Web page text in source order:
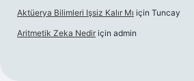
Aktüerya Bilimleri Işsiz Kalır Mı için Tuncay
Aritmetik Zeka Nedir için admin